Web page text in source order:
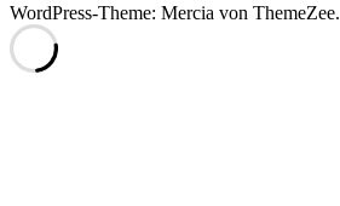
WordPress-Theme: Mercia von ThemeZee.